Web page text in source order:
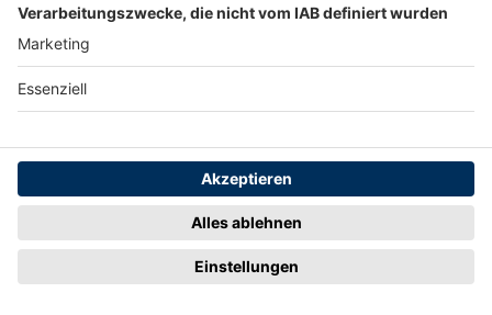
Merken
2
Artikel-ID: 3199 0